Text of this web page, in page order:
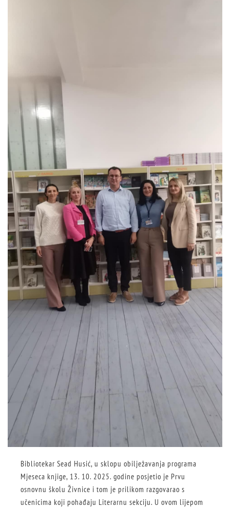
Bibliotekar Sead Husić, u sklopu obilježavanja programa
Mjeseca knjige, 13. 10. 2025. godine posjetio je Prvu
osnovnu školu Živnice i tom je prilikom razgovarao s
učenicima koji pohađaju Literarnu sekciju. U ovom lijepom